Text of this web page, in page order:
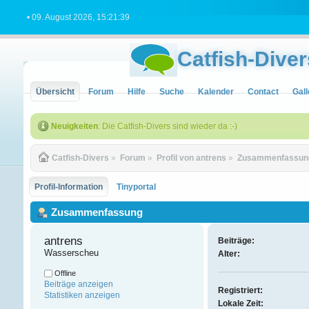
• 09. August 2026, 15:21:39
Catfish-
Übersicht Forum Hilfe Suche Kalender Contact
Neuigkeiten: Die Catfish-Divers sind wieder da :-)
Catfish-Divers » Forum » Profil von antrens »
Profil-Information Tinyportal
Zusammenfassung
antrens
Wasserscheu
Offline
Beiträge anzeigen
Statistiken anzeigen
Beiträge:
Alter:
Registriert:
Lokale Zeit: